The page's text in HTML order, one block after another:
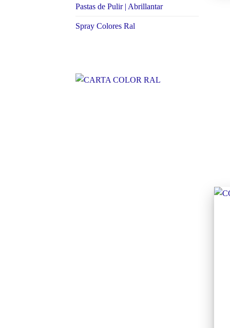
Pastas de Pulir | Abrillantar
Spray Colores Ral